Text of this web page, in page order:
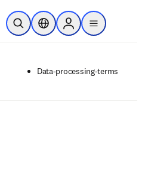
Suche öffnenStandortauswahl
Sign in to products
menu
Data-processing-terms